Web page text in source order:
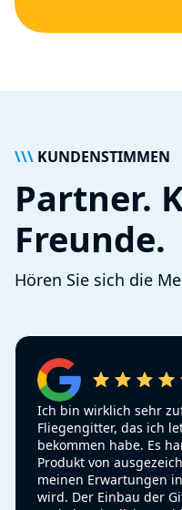
\\\ KUNDENSTIMMEN
Partner.
Freunde.
Hören Sie sich die
Ich bin wirklich sehr
Fliegengitter, das ich
bekommen habe. Es
Produkt von
meinen Erwartungen
wird. Der Einbau der